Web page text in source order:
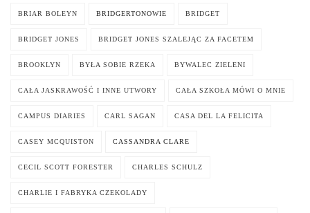
BRIAR BOLEYN BRIDGERTONOWIE BRIDGET
BRIDGET JONES BRIDGET JONES SZALEJĄC ZA FACETEM
BROOKLYN BYŁA SOBIE RZEKA BYWALEC ZIELENI
CAŁA JASKRAWOŚĆ I INNE UTWORY CAŁA SZKOŁA MÓWI O MNIE
CAMPUS DIARIES CARL SAGAN CASA DEL LA FELICITA
CASEY MCQUISTON CASSANDRA CLARE
CECIL SCOTT FORESTER CHARLES SCHULZ
CHARLIE I FABRYKA CZEKOLADY